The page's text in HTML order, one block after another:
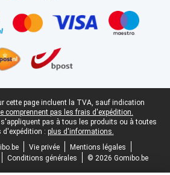
cette page incluent la TVA, sauf indication
comprennent pas les frais d'expédition.
pas à tous les produits ou à toutes
d'expédition : plus d'informations.
Vie privée
Mentions légales
Conditions générales © 2026 Gomibo.be